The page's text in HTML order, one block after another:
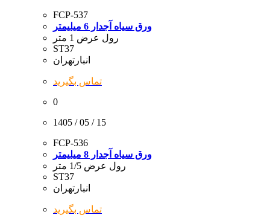
FCP-537
ورق سیاه آجدار 6 میلیمتر
رول عرض 1 متر
ST37
انبارتهران
تماس بگیرید
0
1405 / 05 / 15
FCP-536
ورق سیاه آجدار 8 میلیمتر
رول عرض 1/5 متر
ST37
انبارتهران
تماس بگیرید